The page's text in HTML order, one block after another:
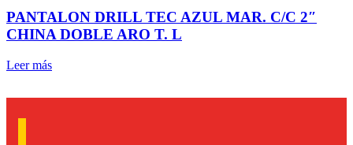
PANTALON DRILL TEC AZUL MAR. C/C 2″
CHINA DOBLE ARO T. L
Leer más